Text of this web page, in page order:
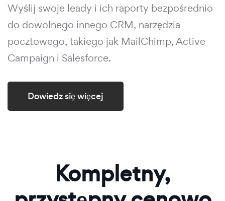
Wyślij swoje leady i ich raporty bezpośrednio
do dowolnego innego CRM, narzędzia
pocztowego, takiego jak MailChimp, Active
Campaign i Salesforce.
Dowiedz się więcej
Kompletny,